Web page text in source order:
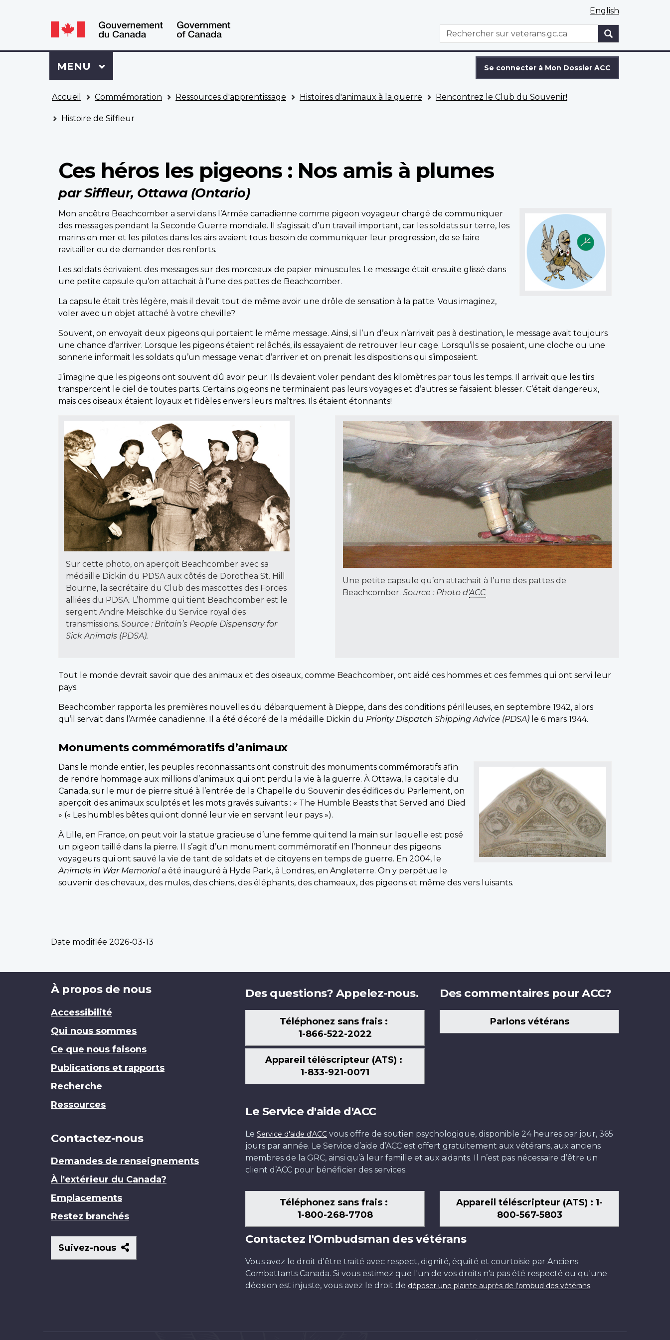
Language
switcher
Language
switcher
English
WxT
Search
Rechercher
Se
connecter
à
Dossier
ACC
Se connecter à Mon Dossier ACC
Menu
MENU PRINCIPAL
Accueil Commémoration Ressources d'apprentissage Histoires d'animaux à la guerre Rencontrez le Club du Souvenir!
Histoire de Siffleur
Ces héros les pigeons : Nos amis à plumes
par Siffleur, Ottawa (Ontario)
Mon ancêtre Beachcomber a servi dans l’Armée canadienne comme pigeon voyageur chargé de communiquer
des messages pendant la Seconde Guerre mondiale. Il s’agissait d’un travail important, car les soldats sur terre, les
marins en mer et les pilotes dans les airs avaient tous besoin de communiquer leur progression, de se faire
ravitailler ou de demander des renforts.
Les soldats écrivaient des messages sur des morceaux de papier minuscules. Le message était ensuite glissé dans
une petite capsule qu’on attachait à l’une des pattes de Beachcomber.
La capsule était très légère, mais il devait tout de même avoir une drôle de sensation à la patte. Vous imaginez,
voler avec un objet attaché à votre cheville?
Souvent, on envoyait deux pigeons qui portaient le même message. Ainsi, si l’un d’eux n’arrivait pas à destination, le message avait toujours
une chance d’arriver. Lorsque les pigeons étaient relâchés, ils essayaient de retrouver leur cage. Lorsqu’ils se posaient, une cloche ou une
sonnerie informait les soldats qu’un message venait d’arriver et on prenait les dispositions qui s’imposaient.
J’imagine que les pigeons ont souvent dû avoir peur. Ils devaient voler pendant des kilomètres par tous les temps. Il arrivait que les tirs
transpercent le ciel de toutes parts. Certains pigeons ne terminaient pas leurs voyages et d’autres se faisaient blesser. C’était dangereux,
mais ces oiseaux étaient loyaux et fidèles envers leurs maîtres. Ils étaient étonnants!
Sur cette photo, on aperçoit Beachcomber avec sa
médaille Dickin du PDSAaux côtés de Dorothea St. Hill
Bourne, la secrétaire du Club des mascottes des Forces
alliées du PDSA. L’homme qui tient Beachcomber est le
sergent Andre Meischke du Service royal des
transmissions. Source : Britain’s People Dispensary for
Sick Animals (PDSA).
Une petite capsule qu’on attachait à l’une des pattes de
Beachcomber. Source : Photo d'ACC
Tout le monde devrait savoir que des animaux et des oiseaux, comme Beachcomber, ont aidé ces hommes et ces femmes qui ont servi leur
pays.
Beachcomber rapporta les premières nouvelles du débarquement à Dieppe, dans des conditions périlleuses, en septembre 1942, alors
qu’il servait dans l’Armée canadienne. Il a été décoré de la médaille Dickin du Priority Dispatch Shipping Advice (PDSA) le 6 mars 1944.
Monuments commémoratifs d’animaux
Dans le monde entier, les peuples reconnaissants ont construit des monuments commémoratifs afin
de rendre hommage aux millions d’animaux qui ont perdu la vie à la guerre. À Ottawa, la capitale du
Canada, sur le mur de pierre situé à l’entrée de la Chapelle du Souvenir des édifices du Parlement, on
aperçoit des animaux sculptés et les mots gravés suivants : « The Humble Beasts that Served and Died
» (« Les humbles bêtes qui ont donné leur vie en servant leur pays »).
À Lille, en France, on peut voir la statue gracieuse d’une femme qui tend la main sur laquelle est posé
un pigeon taillé dans la pierre. Il s’agit d’un monument commémoratif en l’honneur des pigeons
voyageurs qui ont sauvé la vie de tant de soldats et de citoyens en temps de guerre. En 2004, le
Animals in War Memoriala été inauguré à Hyde Park, à Londres, en Angleterre. On y perpétue le
souvenir des chevaux, des mules, des chiens, des éléphants, des chameaux, des pigeons et même des vers luisants.
Date modifiée 2026-03-13
Brand
À propos de nous
Accessibilité
Qui nous sommes
Ce que nous faisons
Publications et rapports
Recherche
Ressources
Contactez-nous
Demandes de renseignements
À l'extérieur du Canada?
Emplacements
Restez branchés
Suivez-nous
Suivez-
nous
Des questions? Appelez-nous.
Téléphonez sans frais :
1-866-522-2022
Appareil téléscripteur (ATS) :
1-833-921-0071
Des commentaires pour ACC?
Parlons vétérans
Le Service d'aide d'ACC
Le Service d'aide d'ACC vous offre de soutien psychologique, disponible 24 heures par jour, 365
jours par année. Le Service d’aide d’ACC est offert gratuitement aux vétérans, aux anciens
membres de la GRC, ainsi qu’à leur famille et aux aidants. Il n’est pas nécessaire d’être un
client d’ACC pour bénéficier des services.
Téléphonez sans frais :
1-800-268-7708
Appareil téléscripteur (ATS) : 1-
800-567-5803
Contactez l'Ombudsman des vétérans
Vous avez le droit d'être traité avec respect, dignité, équité et courtoisie par Anciens
Combattants Canada. Si vous estimez que l'un de vos droits n'a pas été respecté ou qu'une
décision est injuste, vous avez le droit de déposer une plainte auprès de l'ombud des vétérans.